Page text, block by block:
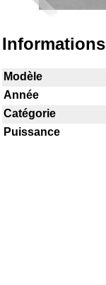
Modèle
Année
Catégorie
Puissance